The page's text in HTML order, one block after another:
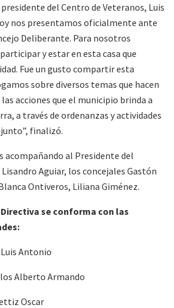
del Centro de Veteranos, Luis
nos presentamos oficialmente ante
Deliberante. Para nosotros
y estar en esta casa que
Fue un gusto compartir esta
sobre diversos temas que hacen
acciones que el municipio brinda a
a través de ordenanzas y actividades
finalizó.
acompañando al Presidente del
Aguiar, los concejales Gastón
Ontiveros, Liliana Giménez.
se conforma con las
Antonio
Alberto Armando
Oscar